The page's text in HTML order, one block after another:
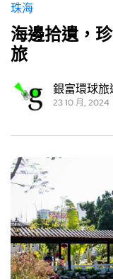
珠海
海邊拾遺，
旅
銀富環球旅
23 10 月, 2024